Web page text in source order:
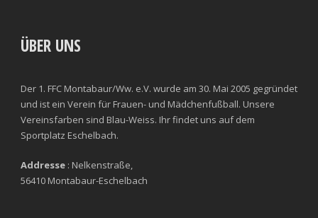
ÜBER UNS
Der 1. FFC Montabaur/Ww. e.V. wurde am 30. Mai 2005 gegründet
und ist ein Verein für Frauen- und Mädchenfußball. Unsere
Vereinsfarben sind Blau-Weiss. Ihr findet uns auf dem
Sportplatz Eschelbach.
Addresse : Nelkenstraße,
56410 Montabaur-Eschelbach